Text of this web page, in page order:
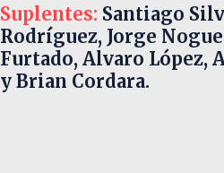
Suplentes: Santiago
Rodríguez, Jorge
Furtado, Alvaro López,
y Brian Cordara.